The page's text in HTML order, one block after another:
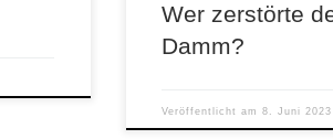
Wer zerstörte
Damm?
Veröffentlicht am8. Juni 2023